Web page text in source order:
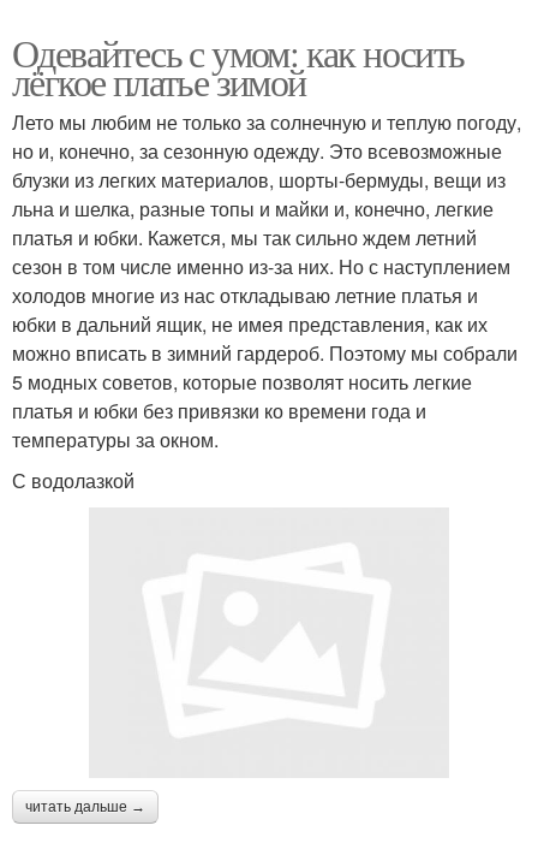
Одевайтесь с умом: как носить
лёгкое платье зимой
Лето мы любим не только за солнечную и теплую погоду,
но и, конечно, за сезонную одежду. Это всевозможные
блузки из легких материалов, шорты-бермуды, вещи из
льна и шелка, разные топы и майки и, конечно, легкие
платья и юбки. Кажется, мы так сильно ждем летний
сезон в том числе именно из-за них. Но с наступлением
холодов многие из нас откладываю летние платья и
юбки в дальний ящик, не имея представления, как их
можно вписать в зимний гардероб. Поэтому мы собрали
5 модных советов, которые позволят носить легкие
платья и юбки без привязки ко времени года и
температуры за окном.
С водолазкой
читать дальше →